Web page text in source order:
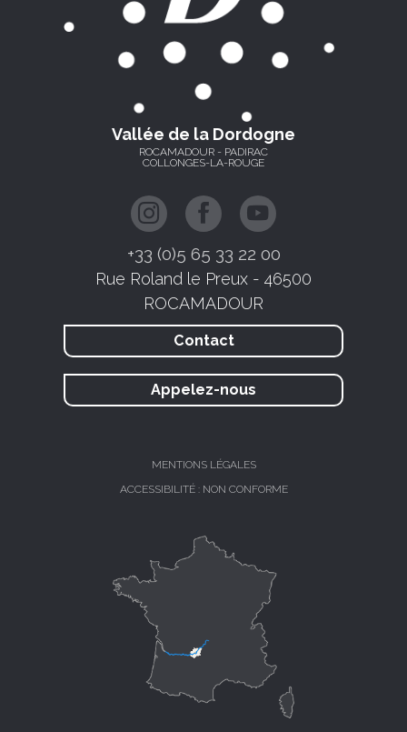
Vallée de la Dordogne
ROCAMADOUR - PADIRAC
COLLONGES-LA-ROUGE
+33 (0)5 65 33 22 00
Rue Roland le Preux - 46500
ROCAMADOUR
Contact
Appelez-nous
MENTIONS LÉGALES
ACCESSIBILITÉ : NON CONFORME